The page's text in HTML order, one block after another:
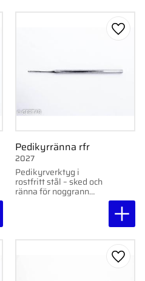
till i favoriter
Pedikyrränna rfr
Pedikyrverktyg i
rostfritt stål – sked och
ränna för noggrann
2027
Lägg
till i favoriter Lägg